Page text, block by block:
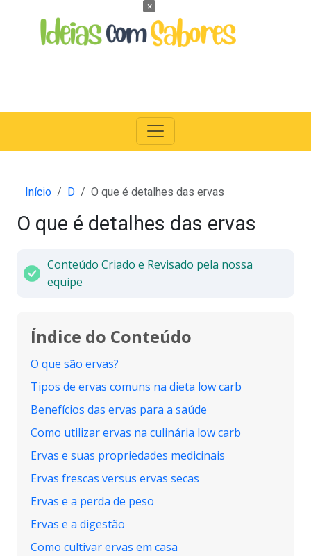
Início D O que é detalhes das ervas
O que é detalhes das ervas
Conteúdo Criado e Revisado pela nossa
equipe
Índice do Conteúdo
O que são ervas?
Tipos de ervas comuns na dieta low carb
Benefícios das ervas para a saúde
Como utilizar ervas na culinária low carb
Ervas e suas propriedades medicinais
Ervas frescas versus ervas secas
Ervas e a perda de peso
Ervas e a digestão
Como cultivar ervas em casa
×